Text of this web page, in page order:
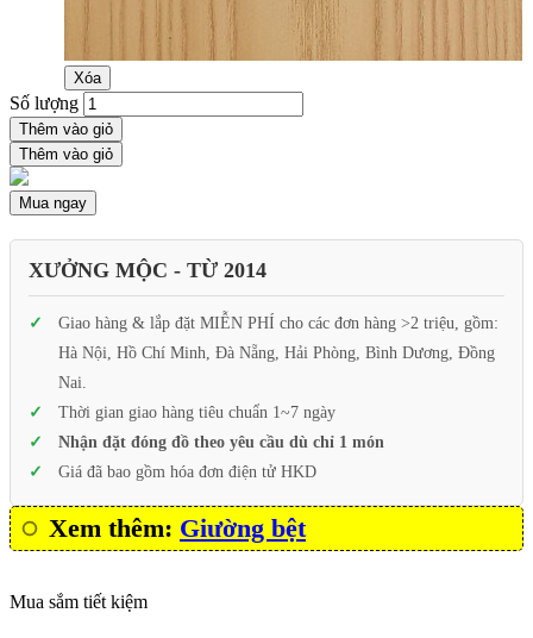
Xóa
Số lượng
Thêm vào giỏ
Thêm vào giỏ
Mua ngay
XƯỞNG MỘC - TỪ 2014
Giao hàng & lắp đặt MIỄN PHÍ cho các đơn hàng >2 triệu, gồm:
Hà Nội, Hồ Chí Minh, Đà Nẵng, Hải Phòng, Bình Dương, Đồng
Nai.
Thời gian giao hàng tiêu chuẩn 1~7 ngày
Nhận đặt đóng đồ theo yêu cầu dù chỉ 1 món
Giá đã bao gồm hóa đơn điện tử HKD
Xem thêm: Giường bệt
Mua sắm tiết kiệm